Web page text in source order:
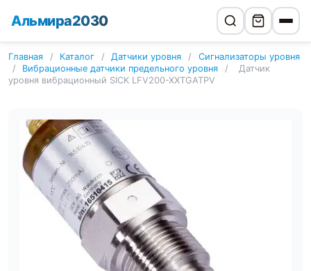
Альмира2030
Главная / Каталог / Датчики уровня /
Сигнализаторы уровня
/
Вибрационные датчики предельного уровня /
Датчик
уровня вибрационный SICK LFV200-XXTGATPV